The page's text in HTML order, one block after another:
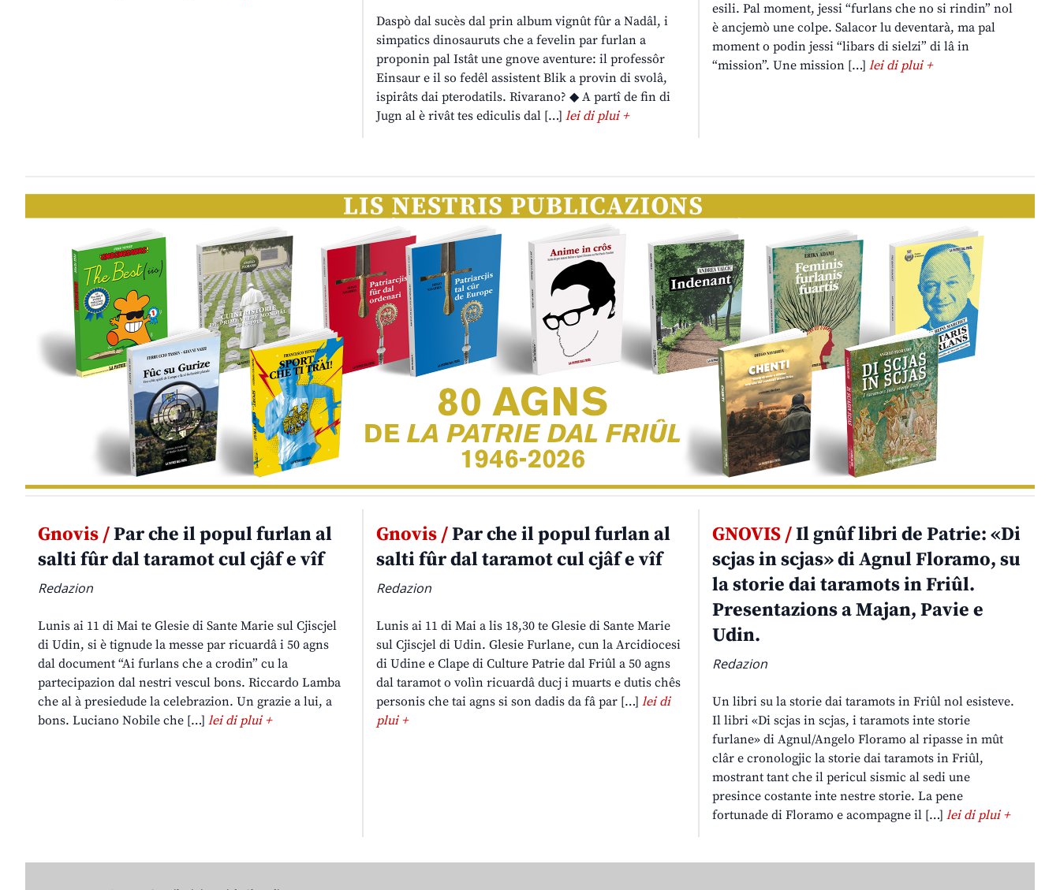
Daspò dal sucès dal prin album vignût fûr a Nadâl, i
simpatics dinosauruts che a fevelin par furlan a
proponin pal Istât une gnove aventure: il professôr
Einsaur e il so fedêl assistent Blik a provin di svolâ,
ispirâts dai pterodatils. Rivarano? ◆ A partî de fin di
Jugn al è rivât tes ediculis dal […] lei di plui +
esili. Pal moment, jessi “furlans che no si rindin” nol
è ancjemò une colpe. Salacor lu deventarà, ma pal
moment o podin jessi “libars di sielzi” di lâ in
“mission”. Une mission […]lei di plui +
Gnovis /Par che il popul furlan al
salti fûr dal taramot cul cjâf e vîf
Redazion
Lunis ai 11 di Mai te Glesie di Sante Marie sul Cjiscjel
di Udin, si è tignude la messe par ricuardâ i 50 agns
dal document “Ai furlans che a crodin” cu la
partecipazion dal nestri vescul bons. Riccardo Lamba
che al à presiedude la celebrazion. Un grazie a lui, a
bons. Luciano Nobile che […] lei di plui +
Gnovis /Par che il popul furlan al
salti fûr dal taramot cul cjâf e vîf
Redazion
Lunis ai 11 di Mai a lis 18,30 te Glesie di Sante Marie
sul Cjiscjel di Udin. Glesie Furlane, cun la Arcidiocesi
di Udine e Clape di Culture Patrie dal Friûl a 50 agns
dal taramot o volìn ricuardâ ducj i muarts e dutis chês
personis che tai agns si son dadis da fâ par […] lei di
plui +
GNOVIS /Il gnûf libri de Patrie: «Di
scjas in scjas» di Agnul Floramo, su
la storie dai taramots in Friûl.
Presentazions a Majan, Pavie e
Udin.
Redazion
Un libri su la storie dai taramots in Friûl nol esisteve.
Il libri «Di scjas in scjas, i taramots inte storie
furlane» di Agnul/Angelo Floramo al ripasse in mût
clâr e cronologjic la storie dai taramots in Friûl,
mostrant tant che il pericul sismic al sedi une
presince costante inte nestre storie. La pene
fortunade di Floramo e acompagne il […]lei di plui +